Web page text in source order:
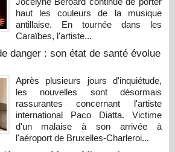
haut les couleurs de la musique
antillaise. En tournée dans les
Caraïbes, l'artiste...
danger : son état de santé évolue
Après plusieurs jours d'inquiétude,
les nouvelles sont désormais
rassurantes concernant l'artiste
international Paco Diatta. Victime
d'un malaise à son arrivée à
l'aéroport de Bruxelles-Charleroi...